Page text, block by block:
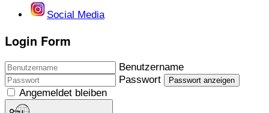
Social Media
Login Form
Benutzername
Passwort
Passwort anzeigen
Angemeldet bleiben